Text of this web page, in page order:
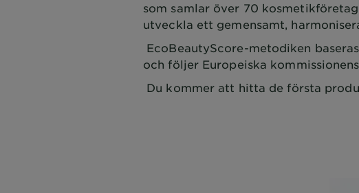
som samlar över 70
utveckla ett gemensamt,
EcoBeautyScore-metodiken
och följer Europeiska
Du kommer att hitta de första